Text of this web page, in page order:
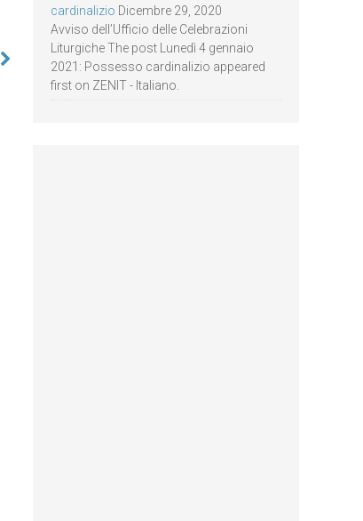
cardinalizio Dicembre 29, 2020
Avviso dell’Ufficio delle Celebrazioni
Liturgiche The post Lunedì 4 gennaio
2021: Possesso cardinalizio appeared
first on ZENIT - Italiano.